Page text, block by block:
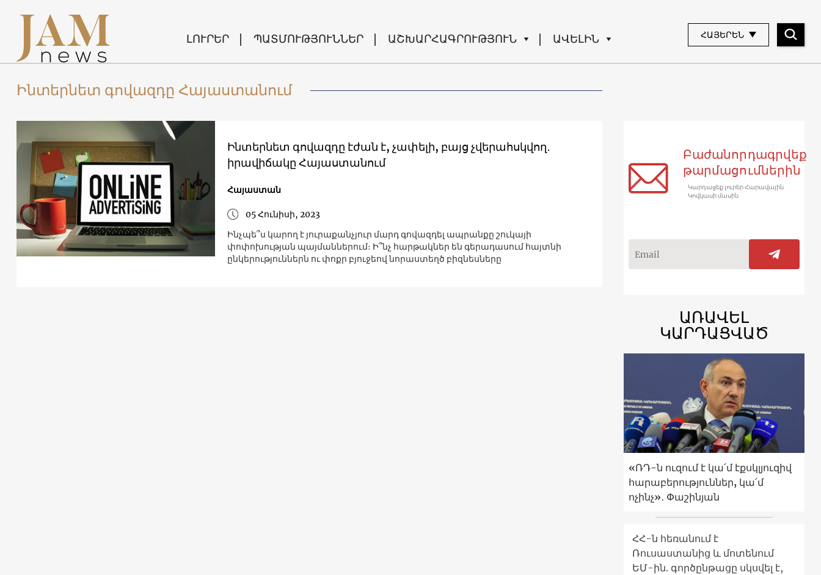
ԼՈՒՐԵՐ ՊԱՏՄՈՒԹՅՈՒՆՆԵՐ ԱՇԽԱՐՀԱԳՐՈՒԹՅՈՒՆ ԱՎԵԼԻՆ ՀԱՅԵՐԵՆ
Ինտերնետ գովազդը Հայաստանում
Ինտերնետ գովազդը էժան է, չափելի, բայց չվերահսկվող․
իրավիճակը Հայաստանում
Հայաստան
05 Հունիսի, 2023
Ինչպե՞ս կարող է յուրաքանչյուր մարդ գովազդել ապրանքը շուկայի
փոփոխության պայմաններում։ Ի՞նչ հարթակներ են գերադասում հայտնի
ընկերություններն ու փոքր բյուջեով նորաստեղծ բիզնեսները
Բաժանորդագրվեք
թարմացումներին
Կարդացեք լուրեր Հարավային
Կովկասի մասին
ԱՌԱՎԵԼ
ԿԱՐԴԱՑՎԱԾ
«ՌԴ-ն ուզում է կա՛մ էքսկլյուզիվ
հարաբերություններ, կա՛մ
ոչինչ»․ Փաշինյան
ՀՀ-ն հեռանում է
Ռուսաստանից և մոտենում
ԵՄ-ին. գործընթացը սկսվել է,